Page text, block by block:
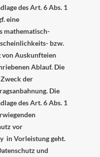
des Art. 6 Abs. 1
eine
mathematisch-
bzw.
von Auskunfteien
Ablauf. Die
der
Die
des Art. 6 Abs. 1
vor
in Vorleistung geht.
und